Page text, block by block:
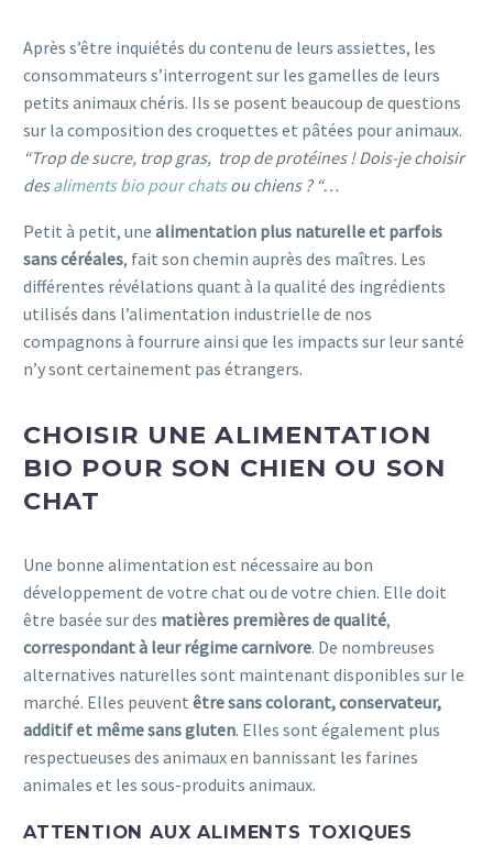
Après s’être inquiétés du contenu de leurs assiettes, les
consommateurs s’interrogent sur les gamelles de leurs
petits animaux chéris. Ils se posent beaucoup de questions
sur la composition des croquettes et pâtées pour animaux.
“Trop de sucre, trop gras, trop de protéines ! Dois-je choisir
desaliments bio pour chatsou chiens ? “…
Petit à petit, une alimentation plus naturelle et parfois
sans céréales, fait son chemin auprès des maîtres. Les
différentes révélations quant à la qualité des ingrédients
utilisés dans l’alimentation industrielle de nos
compagnons à fourrure ainsi que les impacts sur leur santé
n’y sont certainement pas étrangers.
CHOISIR UNE ALIMENTATION
BIO POUR SON CHIEN OU SON
CHAT
Une bonne alimentation est nécessaire au bon
développement de votre chat ou de votre chien. Elle doit
être basée sur des matières premières de qualité,
correspondant à leur régime carnivore. De nombreuses
alternatives naturelles sont maintenant disponibles sur le
marché. Elles peuvent être sans colorant, conservateur,
additif et même sans gluten. Elles sont également plus
respectueuses des animaux en bannissant les farines
animales et les sous-produits animaux.
ATTENTION AUX ALIMENTS TOXIQUES